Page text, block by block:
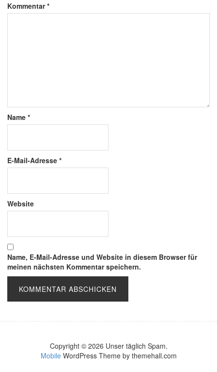
Kommentar*
Name *
E-Mail-Adresse *
Website
Name, E-Mail-Adresse und Website in diesem Browser für
meinen nächsten Kommentar speichern.
Copyright © 2026 Unser täglich Spam.
MobileWordPress Theme by themehall.com